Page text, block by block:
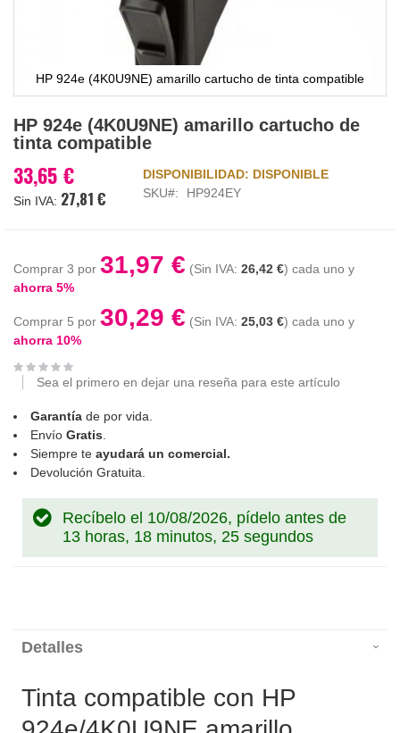
HP 924e (4K0U9NE) amarillo cartucho de tinta compatible
al
comienzo
la
galería
HP 924e (4K0U9NE) amarillo cartucho de
tinta compatible
33,65 €
27,81 €
DISPONIBILIDAD: DISPONIBLE
SKU
HP924EY
Comprar 3 por 31,97 € 26,42 € cada uno y
ahorra 5%
Comprar 5 por 30,29 € 25,03 € cada uno y
ahorra 10%
Sea el primero en dejar una reseña para este artículo
Garantía de por vida.
Envío Gratis.
Siempre te ayudará un comercial.
Devolución Gratuita.
Recíbelo el 10/08/2026, pídelo antes de
13 horas, 18 minutos, 24 segundos
Detalles
Tinta compatible con HP